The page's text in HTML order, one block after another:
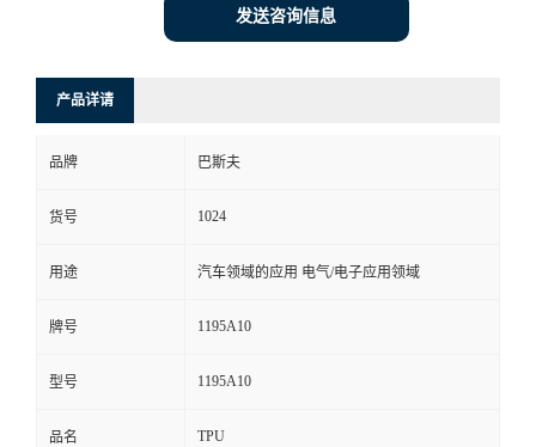
式
在
线
发送咨询信息
产品详请
品牌 巴斯夫
货号 1024
用途 汽车领域的应用 电气/电子应用领域
牌号 1195A10
型号 1195A10
品名 TPU